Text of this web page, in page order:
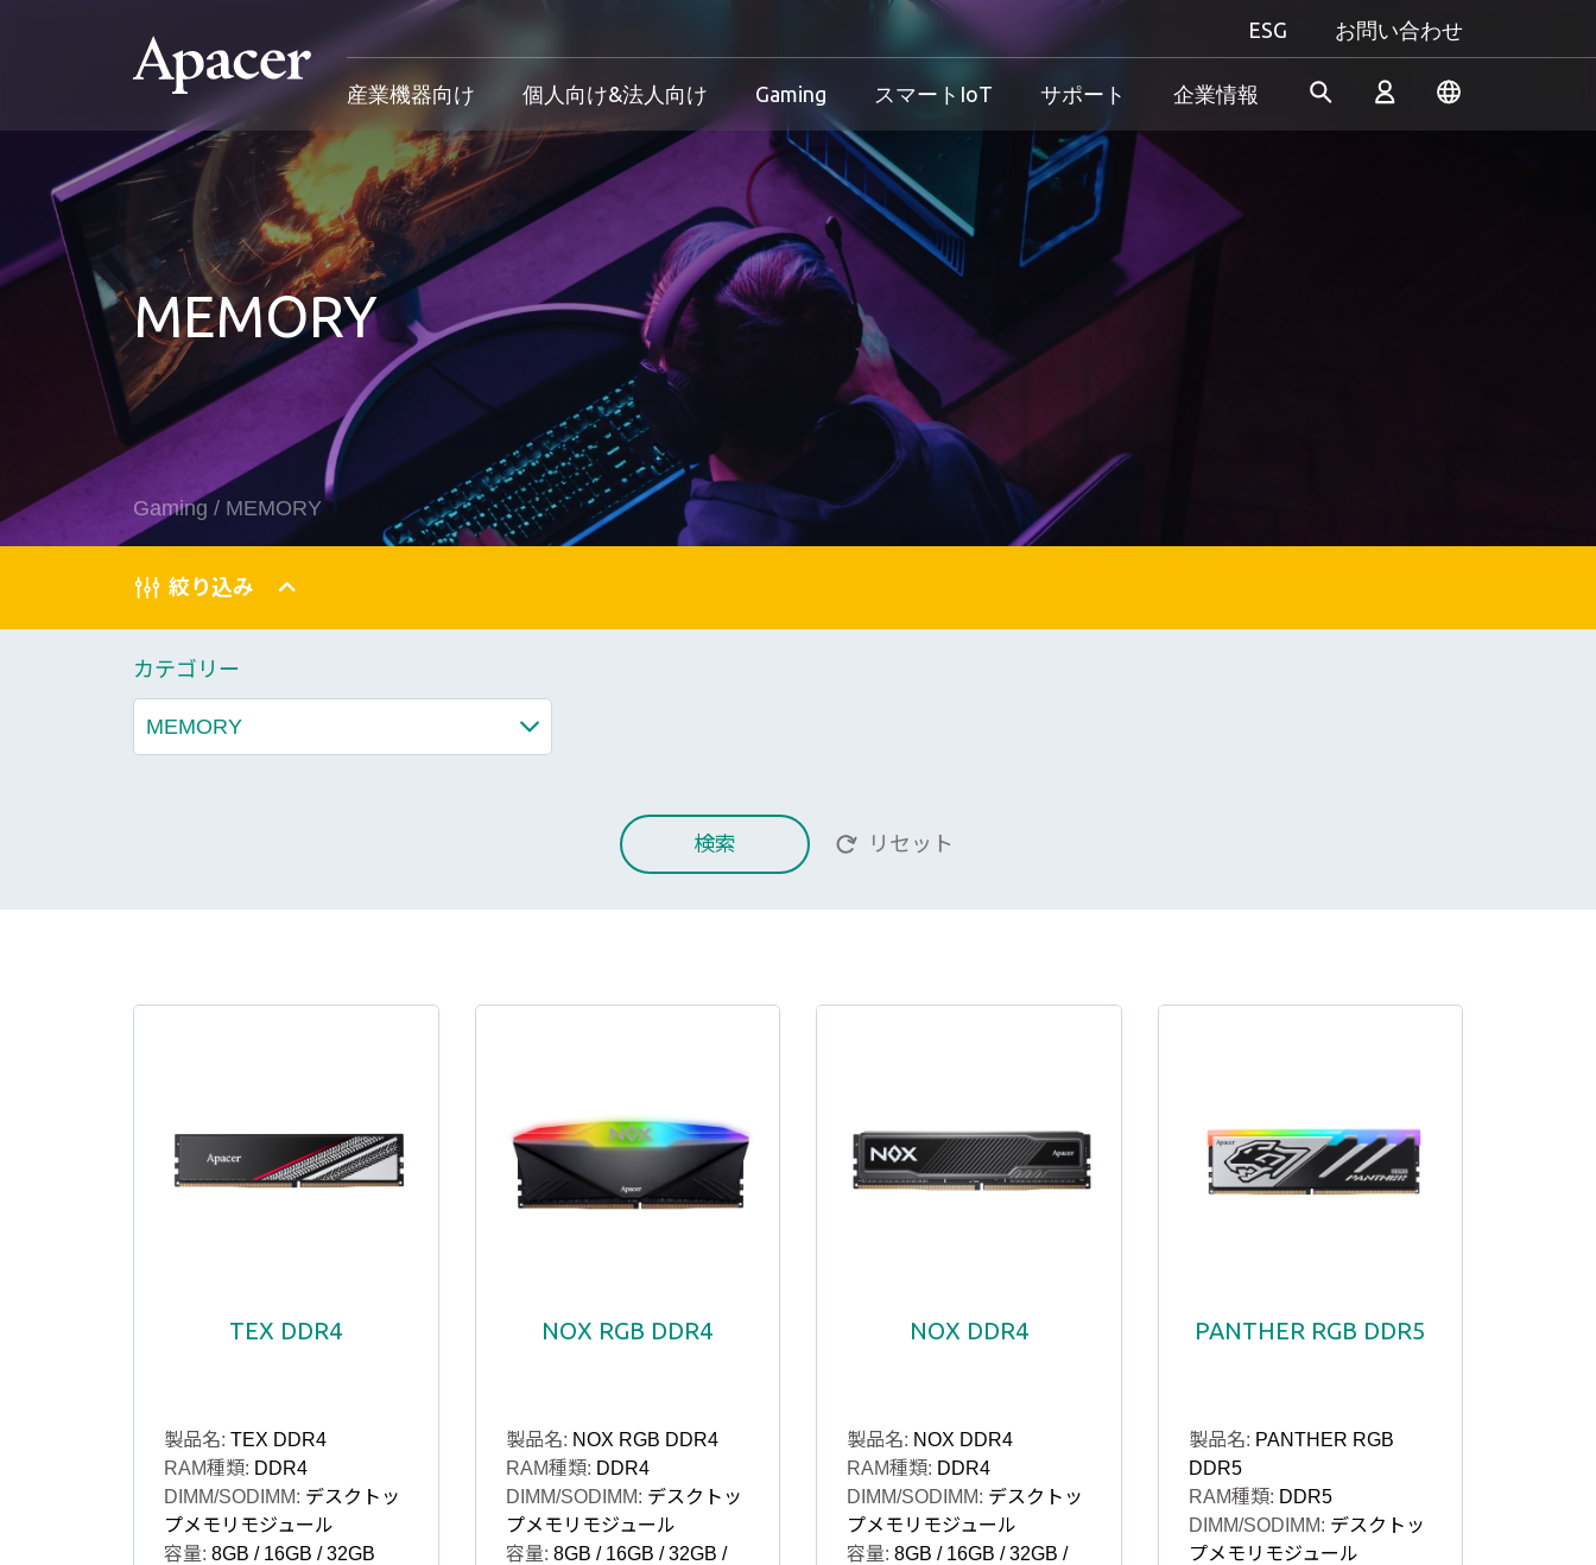
ESG お問い合わせ
産業機器向け
産業機器向け
産業用製品概要
SSD
DRAM
応用デバイス
導入事例
技術情報
産業用製品概要
産業機器向け
Apacerは、長年の研究開発経
験を活かし、産業用アプリケ
ーションの多様なニーズを満
個人向け&法人向け
個人向け&法人向け
個人向け&法人向け製品概要
個人向け
法人向け
個人向け&法人向け製品概要
個人向け&法人向け製品概要
個人向け&法人向け
当社は、信頼性の高い革新的
な製品/サービスの開発に専念
し、高性能、高安定性、高付
でデジタルデータを簡単に記
録、保存、共有できるように
Gaming
Gaming
Gaming製品概要
Gaming Product
Gaming製品概要
Gaming
究極のパフォーマンスを追い
求める方も、自分だけのスタ
イルにこだわる方も──
の力を発揮します！
スマートIoT サポート
サポート
産業機器向け
個人向け&法人向け
カスタマーサービス
産業機器向け
保証規定
ダウンロード
製品/プロセス変更通知 & 生産終了
方針
企業情報
MEMORY
Gaming / MEMORY
絞り込み
カテゴリー
検索 リセット
TEX DDR4
製品名: TEX DDR4
RAM種類: DDR4
DIMM/SODIMM: デスクトッ
プメモリモジュール
容量: 8GB / 16GB / 32GB
NOX RGB DDR4
製品名: NOX RGB DDR4
RAM種類: DDR4
DIMM/SODIMM: デスクトッ
プメモリモジュール
容量: 8GB / 16GB / 32GB /
NOX DDR4
製品名: NOX DDR4
RAM種類: DDR4
DIMM/SODIMM: デスクトッ
プメモリモジュール
容量: 8GB / 16GB / 32GB /
PANTHER RGB DDR5
製品名: PANTHER RGB
DDR5
RAM種類: DDR5
DIMM/SODIMM: デスクトッ
プメモリモジュール